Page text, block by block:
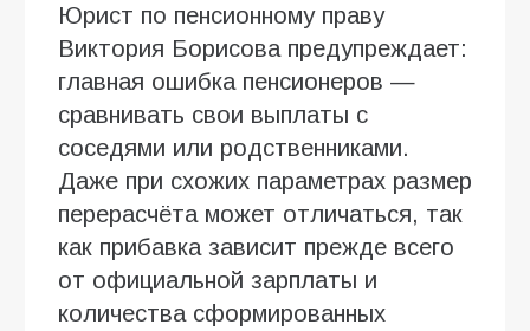
Юрист по пенсионному праву
Виктория Борисова предупреждает:
главная ошибка пенсионеров —
сравнивать свои выплаты с
соседями или родственниками.
Даже при схожих параметрах размер
перерасчёта может отличаться, так
как прибавка зависит прежде всего
от официальной зарплаты и
количества сформированных